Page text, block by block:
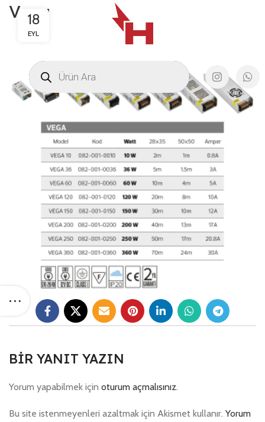
Vega
18
EYL
BIR YANIT YAZIN
Yorum yapabilmek için oturum açmalısınız.
Bu site istenmeyenleri azaltmak için Akismet kullanır. Yorum